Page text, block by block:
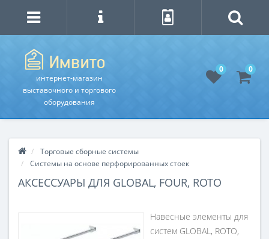
интернет-магазин
выставочного и торгового
оборудования
0 0
Торговые сборные системы
Системы на основе перфорированных стоек
АКСЕССУАРЫ ДЛЯ GLOBAL, FOUR, ROTO
Навесные элементы для
систем GLOBAL, ROTO,